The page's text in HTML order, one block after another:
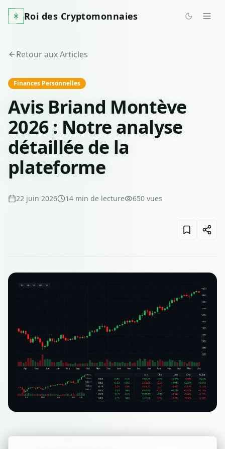
Roi des Cryptomonnaies
Retour aux Articles
Finances Personnelles
Avis Briand Montève
2026 : Notre analyse
détaillée de la
plateforme
22 juin 2026 14 min de lecture 650 vues